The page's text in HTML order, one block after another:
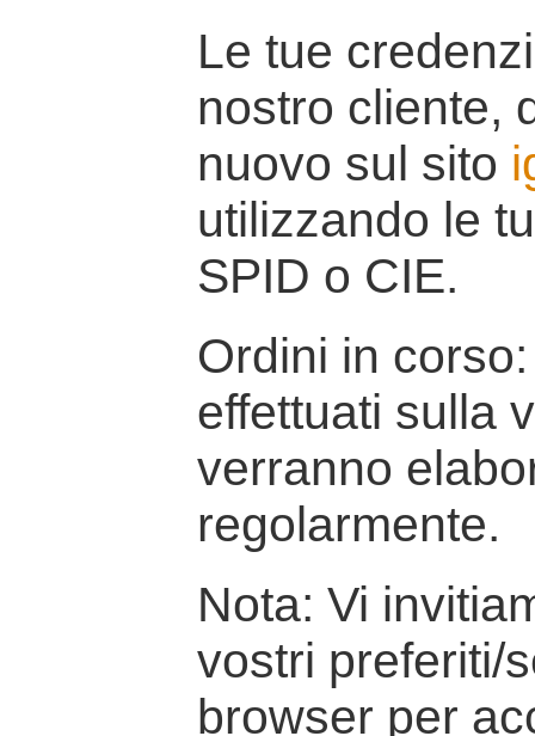
Le tue
nostro cliente,
nuovo sul sito
utilizzando le
SPID o CIE.
Ordini in
effettuati sulla
verranno
regolarmente.
Nota: Vi
vostri preferiti/
browser per